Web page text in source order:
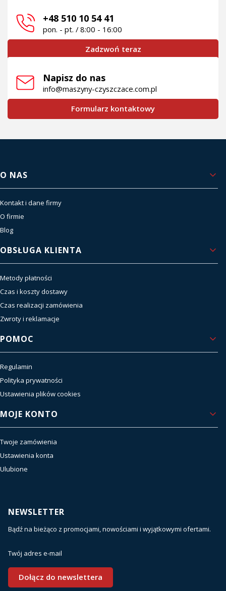
+48 510 10 54 41
pon. - pt. / 8:00 - 16:00
Zadzwoń teraz
Napisz do nas
info@maszyny-czyszczace.com.pl
Formularz kontaktowy
Linki w stopce
O NAS
Kontakt i dane firmy
O firmie
Blog
OBSŁUGA KLIENTA
Metody płatności
Czas i koszty dostawy
Czas realizacji zamówienia
Zwroty i reklamacje
POMOC
Regulamin
Polityka prywatności
Ustawienia plików cookies
MOJE KONTO
Twoje zamówienia
Ustawienia konta
Ulubione
NEWSLETTER
Bądź na bieżąco z promocjami, nowościami i wyjątkowymi ofertami.
Twój adres e-mail
Dołącz do newslettera